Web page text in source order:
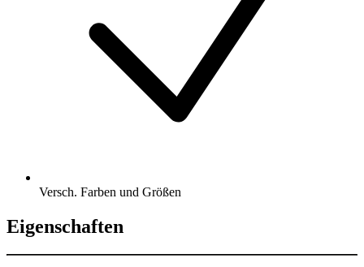
Versch. Farben und Größen
Eigenschaften